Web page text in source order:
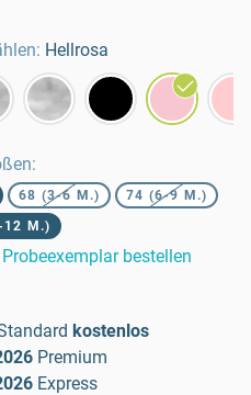
Hellrosa
:
68 (3-6 M.)
74 (6-9 M.)
12 M.)
Probeexemplar bestellen
kostenlos
Premium
Express